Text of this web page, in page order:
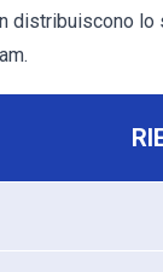
distribuiscono